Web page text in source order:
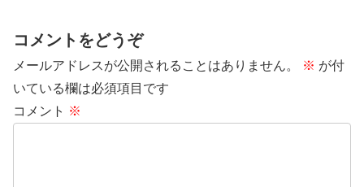
コメントをどうぞ
メールアドレスが公開されることはありません。 ※ が付
いている欄は必須項目です
コメント ※